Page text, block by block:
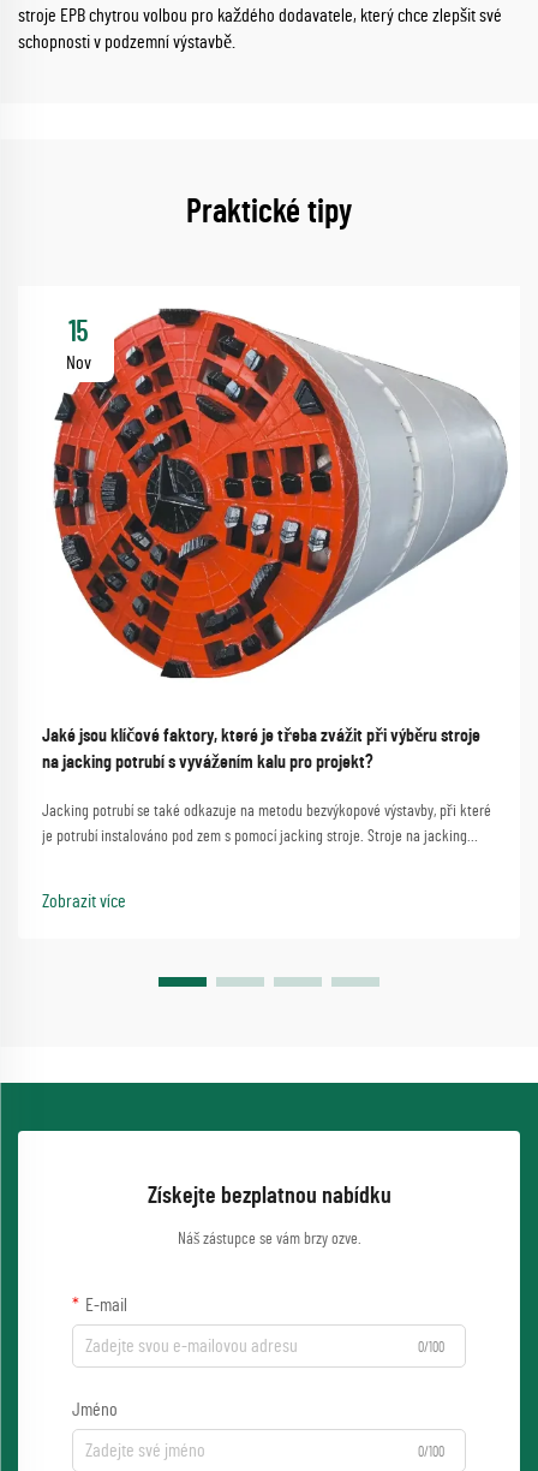
stroje EPB chytrou volbou pro každého dodavatele, který chce zlepšit své
schopnosti v podzemní výstavbě.
Praktické tipy
15
Nov
Jaké jsou klíčové faktory, které je třeba zvážit při výběru stroje
na jacking potrubí s vyvážením kalu pro projekt?
Jacking potrubí se také odkazuje na metodu bezvýkopové výstavby, při které
je potrubí instalováno pod zem s pomocí jacking stroje. Stroje na jacking
Zobrazit více
Získejte bezplatnou nabídku
Náš zástupce se vám brzy ozve.
E-mail
0/100
Jméno
0/100